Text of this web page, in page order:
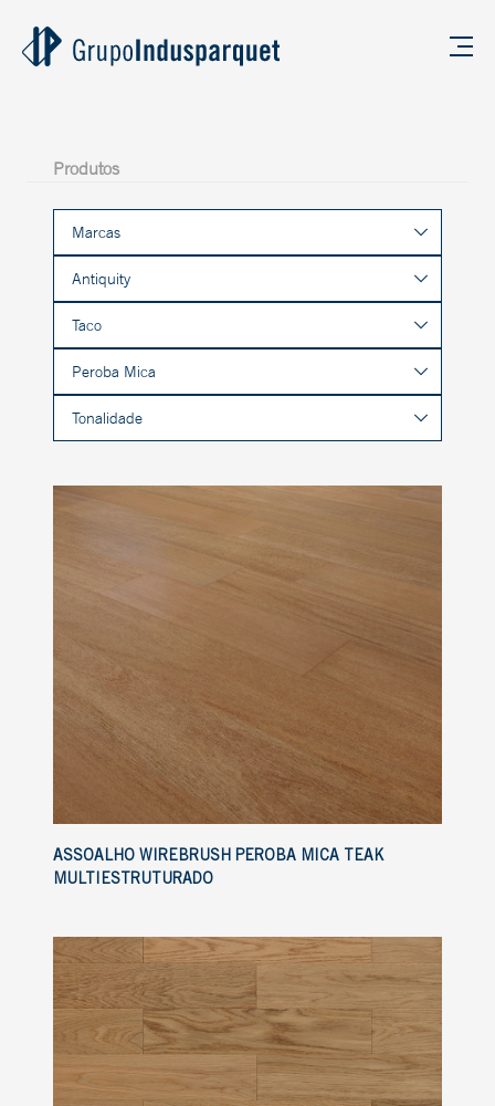
Produtos
Marcas
Antiquity
Taco
Peroba Mica
Tonalidade
ASSOALHO WIREBRUSH PEROBA MICA TEAK
MULTIESTRUTURADO